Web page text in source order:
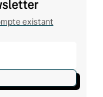
existant